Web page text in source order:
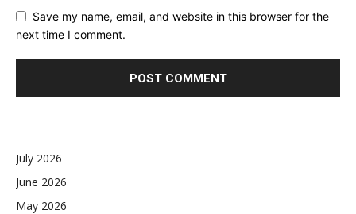
Save my name, email, and website in this browser for the
next time I comment.
July 2026
June 2026
May 2026